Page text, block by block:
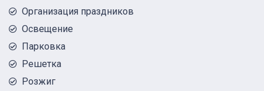
Организация праздников
Освещение
Парковка
Решетка
Розжиг